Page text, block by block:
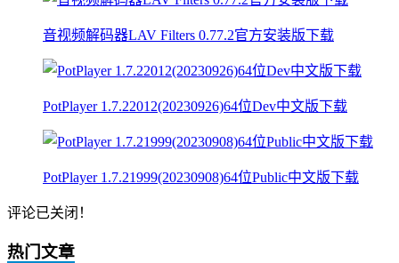
音视频解码器LAV Filters 0.77.2官方安装版下载
PotPlayer 1.7.22012(20230926)64位Dev中文版下载
PotPlayer 1.7.21999(20230908)64位Public中文版下载
评论已关闭！
热门文章